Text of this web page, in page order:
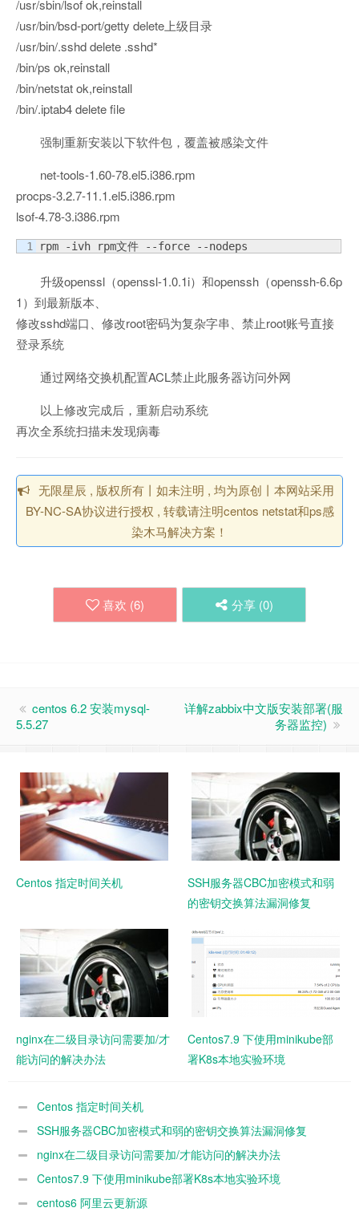
/usr/sbin/lsof ok,reinstall
/usr/bin/bsd-port/getty delete上级目录
/usr/bin/.sshd delete .sshd*
/bin/ps ok,reinstall
/bin/netstat ok,reinstall
/bin/.iptab4 delete file
强制重新安装以下软件包，覆盖被感染文件
net-tools-1.60-78.el5.i386.rpm
procps-3.2.7-11.1.el5.i386.rpm
lsof-4.78-3.i386.rpm
rpm -ivh rpm文件 --force --nodeps
升级openssl（openssl-1.0.1i）和openssh（openssh-6.6p
1）到最新版本、
修改sshd端口、修改root密码为复杂字串、禁止root账号直接
登录系统
通过网络交换机配置ACL禁止此服务器访问外网
以上修改完成后，重新启动系统
再次全系统扫描未发现病毒
无限星辰 , 版权所有丨如未注明 , 均为原创丨本网站采用
BY-NC-SA协议进行授权 , 转载请注明centos netstat和ps感
染木马解决方案！
喜欢 (6) 分享 (0)
centos 6.2 安装mysql-
5.5.27
详解zabbix中文版安装部署(服
务器监控)
Centos 指定时间关机
SSH服务器CBC加密模式和弱
的密钥交换算法漏洞修复
nginx在二级目录访问需要加/才
能访问的解决办法
Centos7.9 下使用minikube部
署K8s本地实验环境
Centos 指定时间关机
SSH服务器CBC加密模式和弱的密钥交换算法漏洞修复
nginx在二级目录访问需要加/才能访问的解决办法
Centos7.9 下使用minikube部署K8s本地实验环境
centos6 阿里云更新源